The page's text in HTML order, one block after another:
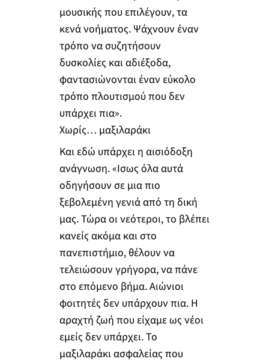
μουσικής που επιλέγουν, τα
κενά νοήματος. Ψάχνουν έναν
τρόπο να συζητήσουν
δυσκολίες και αδιέξοδα,
φαντασιώνονται έναν εύκολο
τρόπο πλουτισμού που δεν
υπάρχει πια».
Χωρίς… μαξιλαράκι
Και εδώ υπάρχει η αισιόδοξη
ανάγνωση. «Ισως όλα αυτά
οδηγήσουν σε μια πιο
ξεβολεμένη γενιά από τη δική
μας. Τώρα οι νεότεροι, το βλέπει
κανείς ακόμα και στο
πανεπιστήμιο, θέλουν να
τελειώσουν γρήγορα, να πάνε
στο επόμενο βήμα. Αιώνιοι
φοιτητές δεν υπάρχουν πια. Η
αραχτή ζωή που είχαμε ως νέοι
εμείς δεν υπάρχει. Το
μαξιλαράκι ασφαλείας που